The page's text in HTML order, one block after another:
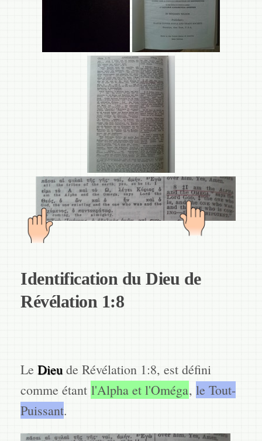
Identification du Dieu de
Révélation 1:8
LeDieude Révélation 1:8, est défini
comme étant l'Alpha et l'Oméga,le Tout-
Puissant.